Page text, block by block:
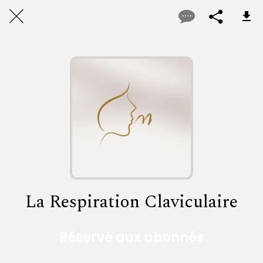
La Respiration Claviculaire